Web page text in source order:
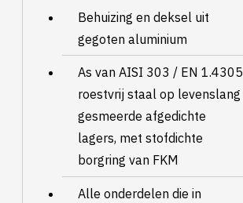
Behuizing en deksel uit
gegoten aluminium
As van AISI 303 / EN 1.4305
roestvrij staal op levenslang
gesmeerde afgedichte
lagers, met stofdichte
borgring van FKM
Alle onderdelen die in